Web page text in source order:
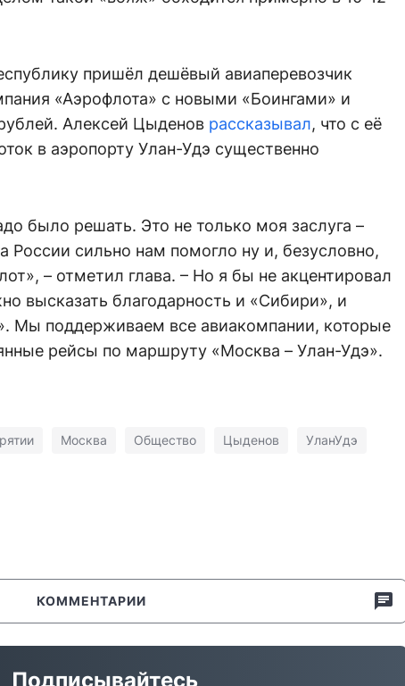
пришёл дешёвый авиаперевозчик
«Аэрофлота» с новыми «Боингами» и
Алексей Цыденов рассказывал, что с её
в аэропорту Улан-Удэ существенно
было решать. Это не только моя заслуга –
России сильно нам помогло ну и, безусловно,
– отметил глава. – Но я бы не акцентировал
высказать благодарность и «Сибири», и
Мы поддерживаем все авиакомпании, которые
рейсы по маршруту «Москва – Улан-Удэ».
Москва Общество Цыденов УланУдэ
КОММЕНТАРИИ
Подписывайтесь